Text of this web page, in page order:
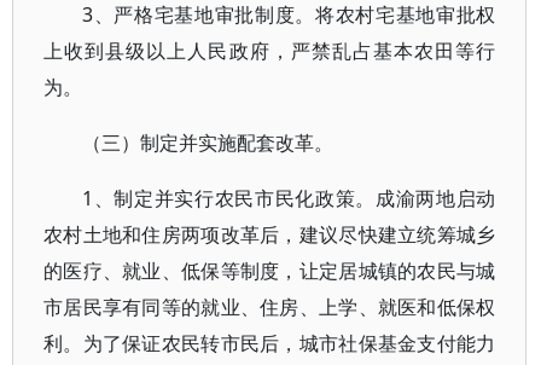
3、严格宅基地审批制度。将农村宅基地审批权
上收到县级以上人民政府，严禁乱占基本农田等行
为。
（三）制定并实施配套改革。
1、制定并实行农民市民化政策。成渝两地启动
农村土地和住房两项改革后，建议尽快建立统筹城乡
的医疗、就业、低保等制度，让定居城镇的农民与城
市居民享有同等的就业、住房、上学、就医和低保权
利。为了保证农民转市民后，城市社保基金支付能力